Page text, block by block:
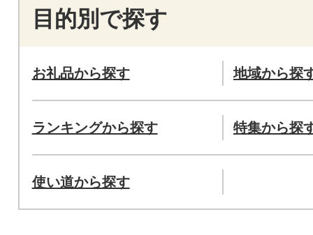
目的別で探す
お礼品から探す 地域から探
ランキングから探す 特集から探
使い道から探す